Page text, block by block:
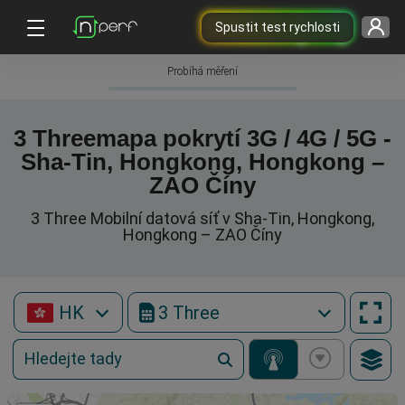
Spustit test rychlosti
Probíhá měření
3 Threemapa pokrytí 3G / 4G / 5G -
Sha-Tin, Hongkong, Hongkong –
ZAO Číny
3 Three Mobilní datová síť v Sha-Tin, Hongkong,
Hongkong – ZAO Číny
HK 3 Three